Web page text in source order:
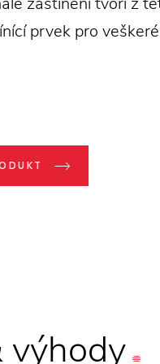
prvek pro
výhody